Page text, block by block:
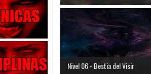
Nivel 06 - Bestia del Visir